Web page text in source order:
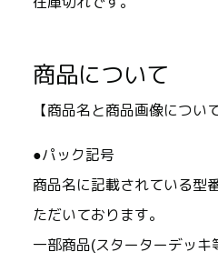
商品について
【商品名と商品画像について
●パック記号
商品名に記載されている型
ただいております。
一部商品(スターターデッキ